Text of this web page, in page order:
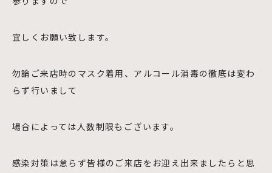
宜しくお願い致します。
勿論ご来店時のマスク着用、アルコール消毒の徹底は変わ
らず行いまして
場合によっては人数制限もございます。
感染対策は怠らず皆様のご来店をお迎え出来ましたらと思